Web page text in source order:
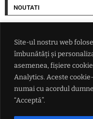
Site-ul nostru web
îmbunătăți și
asemenea, fișiere
Analytics. Aceste
numai cu acordul
“Acceptă”.
NOUTATI
are legături cu Donald Trump
Ce i-a promis Aleksandar
ce refuză categoric
Conflictul din Marea Neagră